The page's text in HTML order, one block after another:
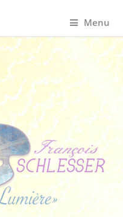
Menu